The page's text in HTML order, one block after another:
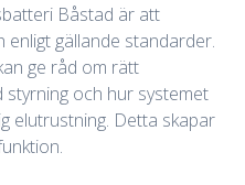
Båstad är att
gällande standarder.
ge råd om rätt
och hur systemet
elutrustning. Detta skapar